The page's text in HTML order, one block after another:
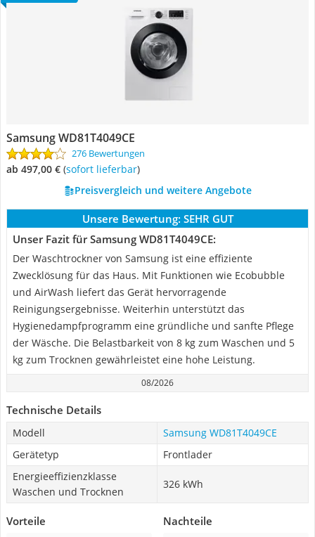
Samsung WD81T4049CE
276 Bewertungen
ab 497,00 € ( Sofort lieferbar)
Preisvergleich und weitere Angebote
Unsere Bewertung: SEHR GUT
Unser Fazit für Samsung WD81T4049CE:
Der Waschtrockner von Samsung ist eine effiziente
Zwecklösung für das Haus. Mit Funktionen wie Ecobubble
und AirWash liefert das Gerät hervorragende
Reinigungsergebnisse. Weiterhin unterstützt das
Hygienedampfprogramm eine gründliche und sanfte Pflege
der Wäsche. Die Belastbarkeit von 8 kg zum Waschen und 5
kg zum Trocknen gewährleistet eine hohe Leistung.
08/2026
Technische Details
Modell
Samsung WD81T4049CE
Gerätetyp
Frontlader
Energieeffizienzklasse
Waschen und Trocknen
326 kWh
Vorteile Nachteile